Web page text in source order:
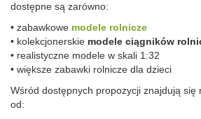
dostępne są zarówno:
• zabawkowe modele rolnicze
• kolekcjonerskie modele ciągników
• realistyczne modele w skali 1:32
• większe zabawki rolnicze dla dzieci
Wśród dostępnych propozycji znajdują się
od: